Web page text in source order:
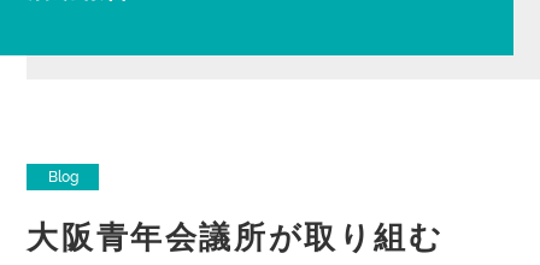
Blog
大阪青年会議所が取り組む